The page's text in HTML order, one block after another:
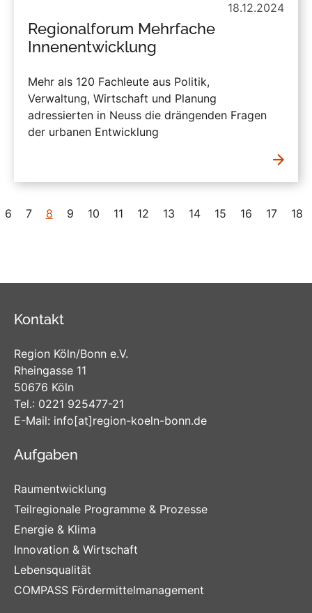
18.12.2024
Regionalforum Mehrfache
Innenentwicklung
Mehr als 120 Fachleute aus Politik,
Verwaltung, Wirtschaft und Planung
adressierten in Neuss die drängenden Fragen
der urbanen Entwicklung
6 7 8 9 10 11 12 13 14 15 16 17 18
Kontakt
Region Köln/Bonn e.V.
Rheingasse 11
50676 Köln
Tel.: 0221 925477-21
E-Mail: info[at]region-koeln-bonn.de
Aufgaben
Raumentwicklung
Teilregionale Programme & Prozesse
Energie & Klima
Innovation & Wirtschaft
Lebensqualität
COMPASS Fördermittelmanagement